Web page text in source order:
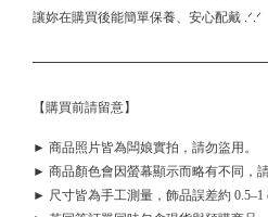
讓妳在購買後能簡單保養、安心配戴 .ᐟ.ᐟ
【購買前請留意】
► 商品照片皆為闆娘實拍，請勿盜用。
► 商品顏色會因螢幕顯示而略有不同，請
► 尺寸皆為手工測量，飾品誤差約 0.5–1